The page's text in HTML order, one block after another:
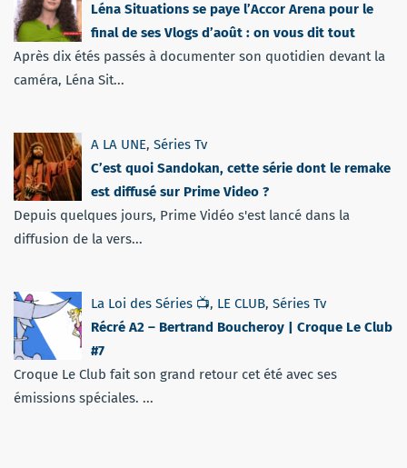
Léna Situations se paye l’Accor Arena pour le
final de ses Vlogs d’août : on vous dit tout
Après dix étés passés à documenter son quotidien devant la
caméra, Léna Sit...
A LA UNE, Séries Tv
C’est quoi Sandokan, cette série dont le remake
est diffusé sur Prime Video ?
Depuis quelques jours, Prime Vidéo s'est lancé dans la
diffusion de la vers...
La Loi des Séries 📺, LE CLUB, Séries Tv
Récré A2 – Bertrand Boucheroy | Croque Le Club
#7
Croque Le Club fait son grand retour cet été avec ses
émissions spéciales. ...